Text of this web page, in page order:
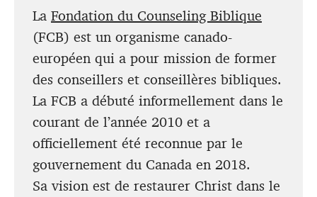
La Fondation du Counseling Biblique
(FCB) est un organisme canado-
européen qui a pour mission de former
des conseillers et conseillères bibliques.
La FCB a débuté informellement dans le
courant de l’année 2010 et a
officiellement été reconnue par le
gouvernement du Canada en 2018.
Sa vision est de restaurer Christ dans le